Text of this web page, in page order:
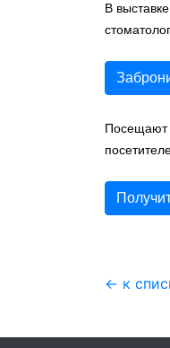
В
Посещают
← к